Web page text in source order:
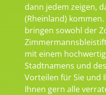
dann jedem zeigen,
(Rheinland)
bringen sowohl der
mit einem
Stadtnamens und
Vorteilen für Sie und
Ihnen gern alle